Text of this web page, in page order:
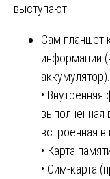
выступают:
Сам планшет
информации
аккумулятор).
•
выполненная
встроенная
• Карта
• Сим-карта